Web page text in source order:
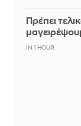
Πρέπει
IN 1 HOUR